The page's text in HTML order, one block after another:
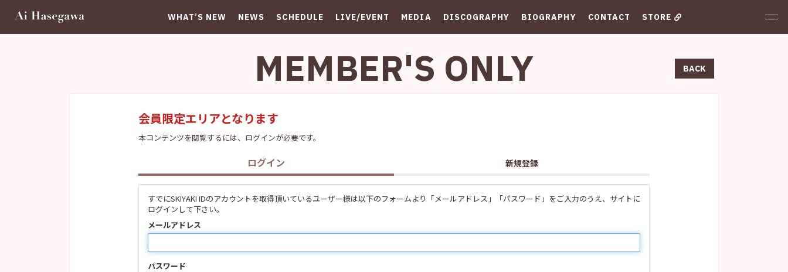
WHAT’S NEW NEWS SCHEDULE LIVE/EVENT MEDIA DISCOGRAPHY BIOGRAPHY CONTACT STORE
MEMBER'S ONLY BACK
会員限定エリアとなります
本コンテンツを閲覧するには、ログインが必要です。
ログイン 新規登録
すでにSKIYAKI IDのアカウントを取得頂いているユーザー様は以下のフォームより「メールアドレス」「パスワード」をご入力のうえ、サイトに
ログインして下さい。
メールアドレス
パスワード